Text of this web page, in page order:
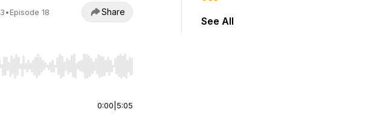
•Episode 18 Share
End to jump to start or end. Hold shift to jump forward or backward.
0:00 5:05
See All